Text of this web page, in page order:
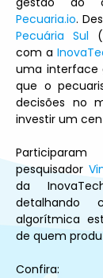
Pecuaria.io.
Pecuária Sul
com a
uma interface
que o
decisões no
investir um
pesquisador
da
detalhando
algorítmica
de quem
Confira: